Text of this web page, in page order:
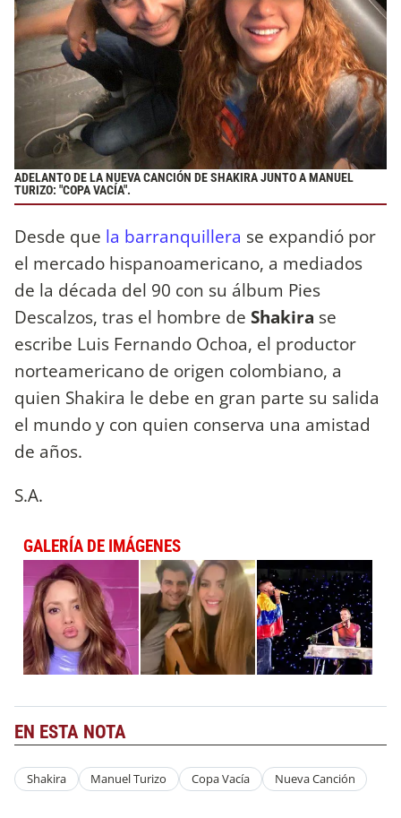
ADELANTO DE LA NUEVA CANCIÓN DE SHAKIRA JUNTO A MANUEL
TURIZO: "COPA VACÍA".
Desde que la barranquillera se expandió por
el mercado hispanoamericano, a mediados
de la década del 90 con su álbum Pies
Descalzos, tras el hombre de Shakira se
escribe Luis Fernando Ochoa, el productor
norteamericano de origen colombiano, a
quien Shakira le debe en gran parte su salida
el mundo y con quien conserva una amistad
de años.
S.A.
GALERÍA DE IMÁGENES
EN ESTA NOTA
Shakira Manuel Turizo Copa Vacía Nueva Canción